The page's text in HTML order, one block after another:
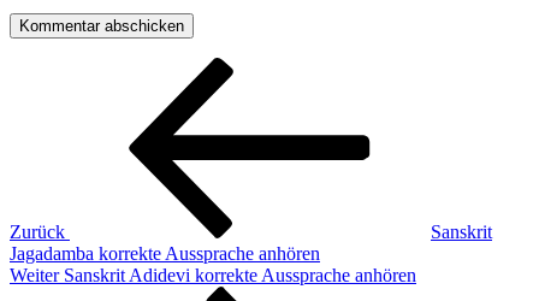
Beitragsnavigation
Zurück
Sanskrit
Jagadamba korrekte Aussprache anhören
Nächster
Weiter Sanskrit Adidevi korrekte Aussprache anhören